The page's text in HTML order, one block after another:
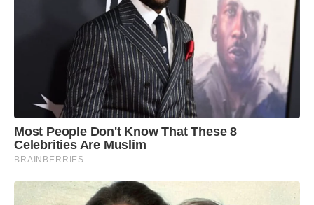
Most People Don't Know That These 8
Celebrities Are Muslim
BRAINBERRIES